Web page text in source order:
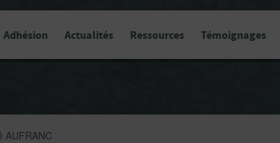
Adhésion Actualités Ressources Témoignages
AUFRANC